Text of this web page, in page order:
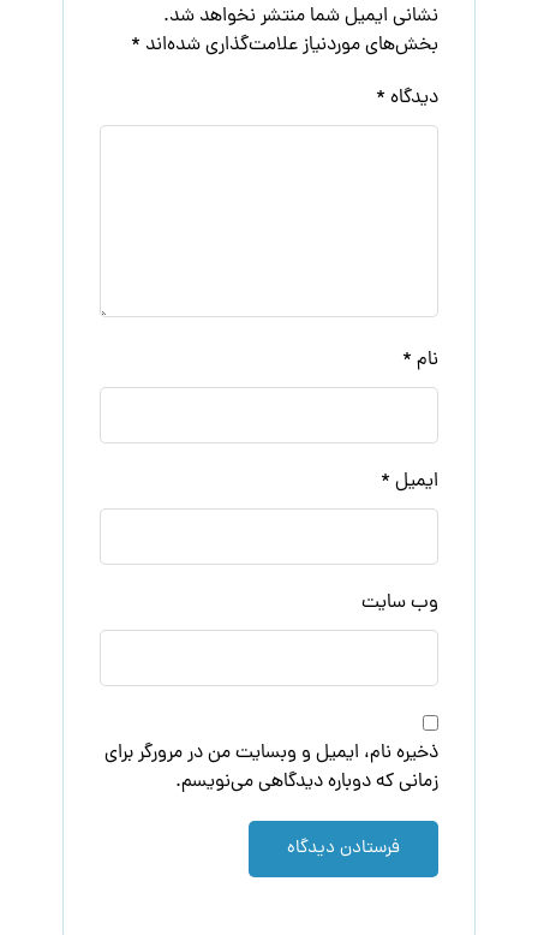
نشانی ایمیل شما منتشر نخواهد شد.
بخش‌های موردنیاز علامت‌گذاری شده‌اند *
دیدگاه *
نام *
ایمیل *
وب‌ سایت
ذخیره نام، ایمیل و وبسایت من در مرورگر برای
زمانی که دوباره دیدگاهی می‌نویسم.
فرستادن دیدگاه